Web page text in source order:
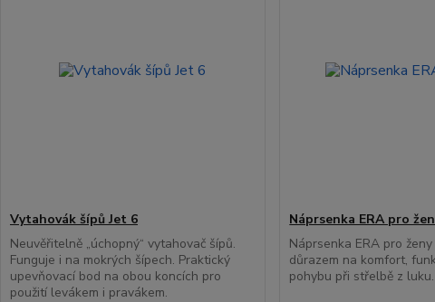
Vytahovák šípů Jet 6
Neuvěřitelně „úchopný“ vytahovač šípů.
Funguje i na mokrých šípech. Praktický
upevňovací bod na obou koncích pro
použití levákem i pravákem.
Náprsenka ERA pro
Náprsenka ERA pro
důrazem na komfort,
pohybu při střelbě z luku.